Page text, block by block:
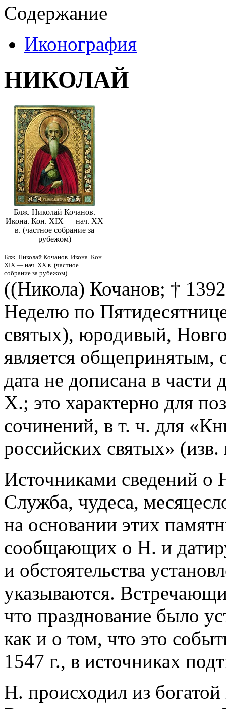
Содержание
Иконография
НИКОЛАЙ
Блж. Николай Кочанов.
Икона. Кон. XIX — нач. XX
в. (частное собрание за
рубежом)
Блж. Николай Кочанов. Икона. Кон.
XIX — нач. XX в. (частное
собрание за рубежом)
((Никола) Кочанов; †
Неделю по
святых), юродивый,
является общепринятым,
дата не дописана в части
Х.; это характерно для
сочинений, в т. ч. для
российских святых»
Источниками сведений о
Служба, чудеса,
на основании этих
сообщающих о Н. и
и обстоятельства
указываются.
что празднование было
как и о том, что это
1547 г., в источниках
Н. происходил из